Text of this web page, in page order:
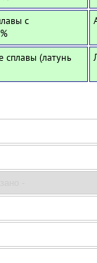
с
(латунь